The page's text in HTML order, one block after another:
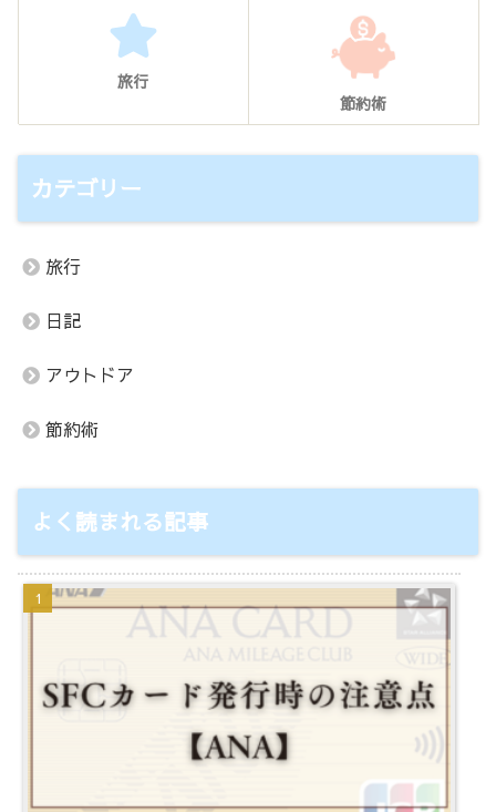
旅行
節約術
カテゴリー
旅行
日記
アウトドア
節約術
よく読まれる記事